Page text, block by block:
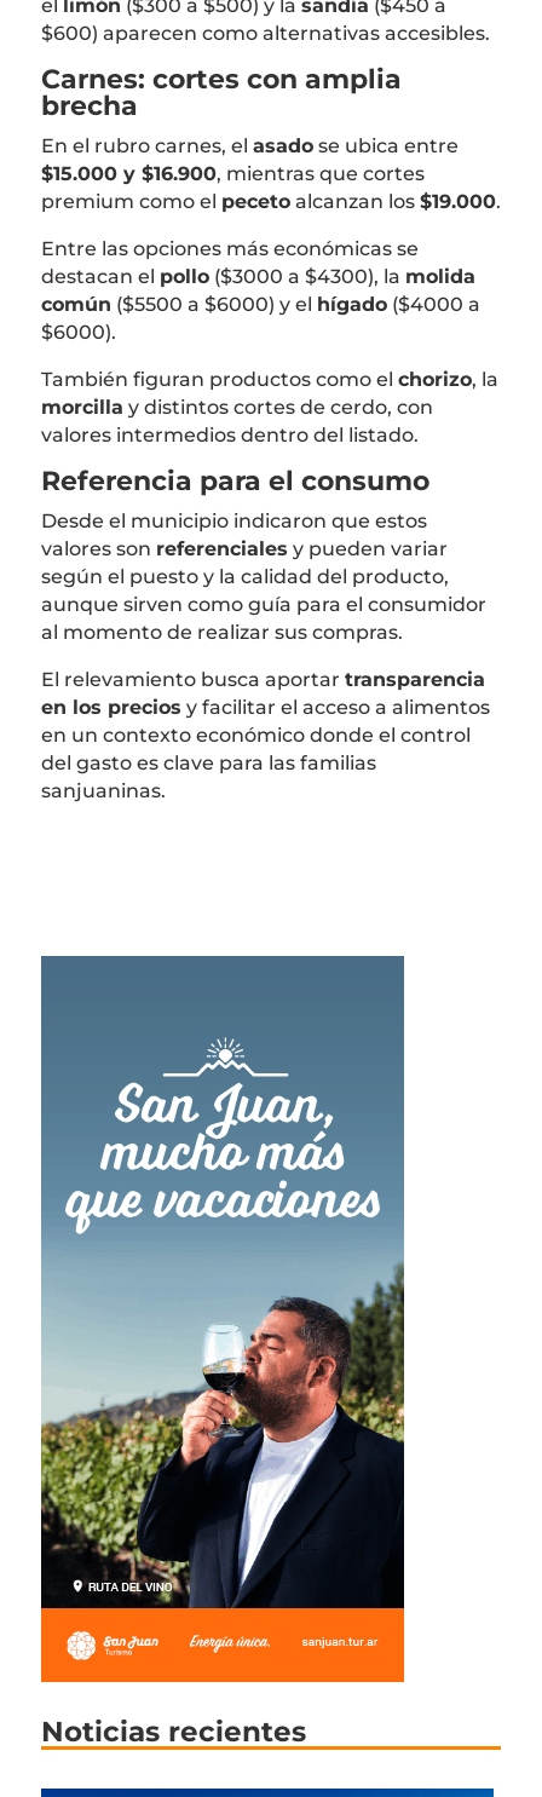
el limón ($300 a $500) y la sandía ($450 a
$600) aparecen como alternativas accesibles.
Carnes: cortes con amplia
brecha
En el rubro carnes, el asadose ubica entre
$15.000 y $16.900, mientras que cortes
premium como el pecetoalcanzan los $19.000.
Entre las opciones más económicas se
destacan el pollo($3000 a $4300), la molida
común ($5500 a $6000) y el hígado($4000 a
$6000).
También figuran productos como el chorizo, la
morcilla y distintos cortes de cerdo, con
valores intermedios dentro del listado.
Referencia para el consumo
Desde el municipio indicaron que estos
valores son referenciales y pueden variar
según el puesto y la calidad del producto,
aunque sirven como guía para el consumidor
al momento de realizar sus compras.
El relevamiento busca aportar transparencia
en los precios y facilitar el acceso a alimentos
en un contexto económico donde el control
del gasto es clave para las familias
sanjuaninas.
Noticias recientes